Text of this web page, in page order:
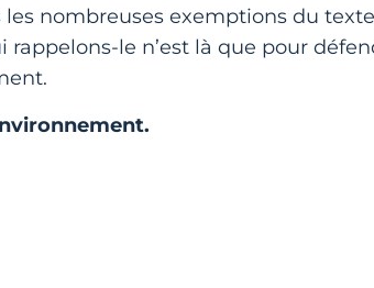
les nombreuses exemptions du
rappelons-le n’est là que pour